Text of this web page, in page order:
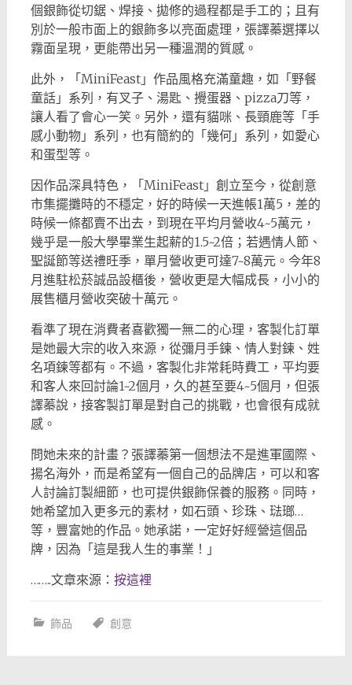
個銀飾從切鋸、焊接、拋修的過程都是手工的；且有
別於一般市面上的銀飾多以亮面處理，張譯蓁選擇以
霧面呈現，更能帶出另一種溫潤的質感。
此外，「MiniFeast」作品風格充滿童趣，如「野餐
童話」系列，有叉子、湯匙、攪蛋器、pizza刀等，
讓人看了會心一笑。另外，還有貓咪、長頸鹿等「手
感小動物」系列，也有簡約的「幾何」系列，如愛心
和蛋型等。
因作品深具特色，「MiniFeast」創立至今，從創意
市集擺攤時的不穩定，好的時候一天進帳1萬5，差的
時候一條都賣不出去，到現在平均月營收4~5萬元，
幾乎是一般大學畢業生起薪的1.5~2倍；若遇情人節、
聖誕節等送禮旺季，單月營收更可達7~8萬元。今年8
月進駐松菸誠品設櫃後，營收更是大幅成長，小小的
展售櫃月營收突破十萬元。
看準了現在消費者喜歡獨一無二的心理，客製化訂單
是她最大宗的收入來源，從彌月手鍊、情人對鍊、姓
名項鍊等都有。不過，客製化非常耗時費工，平均要
和客人來回討論1~2個月，久的甚至要4~5個月，但張
譯蓁說，接客製訂單是對自己的挑戰，也會很有成就
感。
問她未來的計畫？張譯蓁第一個想法不是進軍國際、
揚名海外，而是希望有一個自己的品牌店，可以和客
人討論訂製細節，也可提供銀飾保養的服務。同時，
她希望加入更多元的素材，如石頭、珍珠、琺瑯…
等，豐富她的作品。她承諾，一定好好經營這個品
牌，因為「這是我人生的事業！」
……..文章來源： 按這裡
飾品 創意